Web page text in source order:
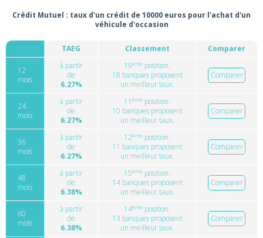
Crédit Mutuel : taux d'un crédit de 10000 euros pour l'achat d'un
véhicule d'occasion
TAEG Classement Comparer
12
mois
à partir
de
6.27%
19ème position.
18 banques proposent
un meilleur taux.
Comparer
24
mois
à partir
de
6.27%
11 ème position.
10 banques proposent
un meilleur taux.
Comparer
36
mois
à partir
de
6.27%
12ème position.
11 banques proposent
un meilleur taux.
Comparer
48
mois
à partir
de
6.38%
15ème position.
14 banques proposent
un meilleur taux.
Comparer
60
mois
à partir
de
6.38%
14ème position.
13 banques proposent
un meilleur taux.
Comparer